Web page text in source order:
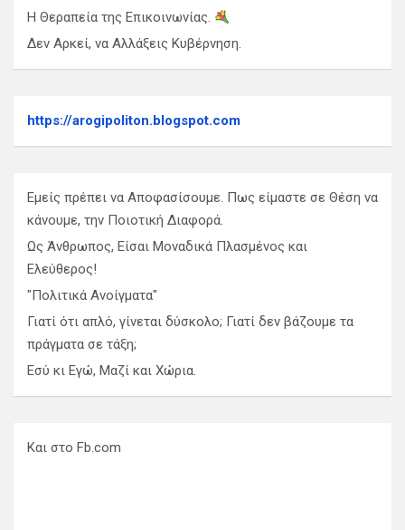
Η Θεραπεία της Επικοινωνίας.
Δεν Αρκεί, να Αλλάξεις Κυβέρνηση.
https://arogipoliton.blogspot.com
Εμείς πρέπει να Αποφασίσουμε. Πως είμαστε σε Θέση να
κάνουμε, την Ποιοτική Διαφορά.
Ως Άνθρωπος, Είσαι Μοναδικά Πλασμένος και
Ελεύθερος!
"Πολιτικά Ανοίγματα"
Γιατί ότι απλό, γίνεται δύσκολο; Γιατί δεν βάζουμε τα
πράγματα σε τάξη;
Εσύ κι Εγώ, Μαζί και Χώρια.
Και στο Fb.com